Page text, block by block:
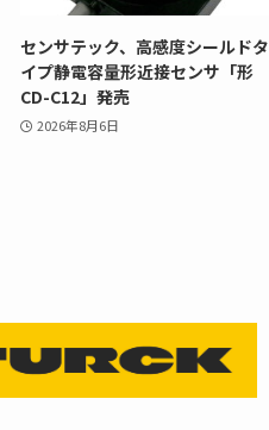
センサテック、高感度シールドタ
イプ静電容量形近接センサ「形
CD-C12」発売
2026年8月6日